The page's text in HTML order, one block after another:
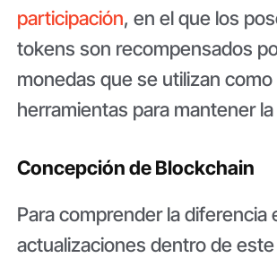
participación, en el que los
tokens son recompensados
monedas que se utilizan como
herramientas para mantener
Concepción de Blockchain
Para comprender la diferencia
actualizaciones dentro de